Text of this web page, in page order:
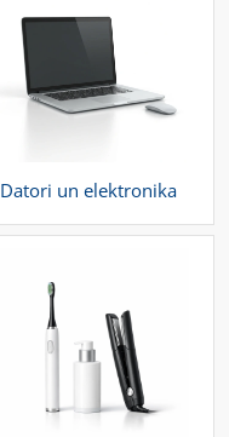
Datori un elektronika